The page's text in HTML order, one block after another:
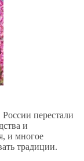
перестали
и
и многое
традиции.